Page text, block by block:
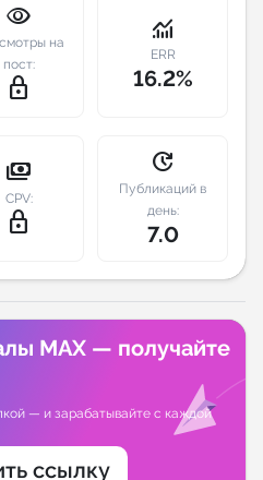
visibility
на
пост:
lock_outline
monitoring
ERR
16.2%
payments
CPV:
lock_outline
update
Публикаций в
день:
7.0
MAX — получайте
— и зарабатывайте с каждой
ссылку